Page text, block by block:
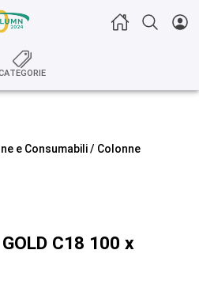
e Consumabili/ Colonne
C18 100 x